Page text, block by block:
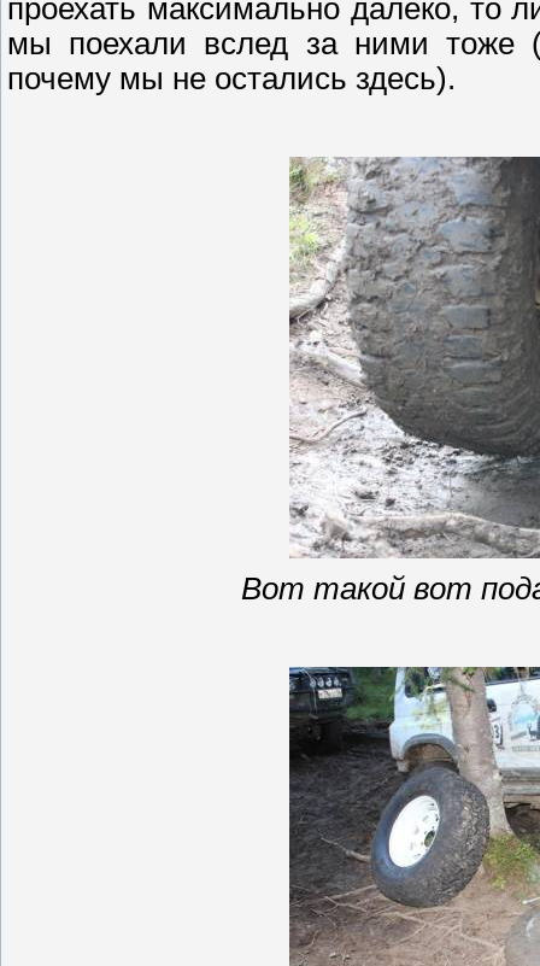
проехать максимально далеко, то
мы поехали вслед за ними тоже
почему мы не остались здесь).
Вот такой вот